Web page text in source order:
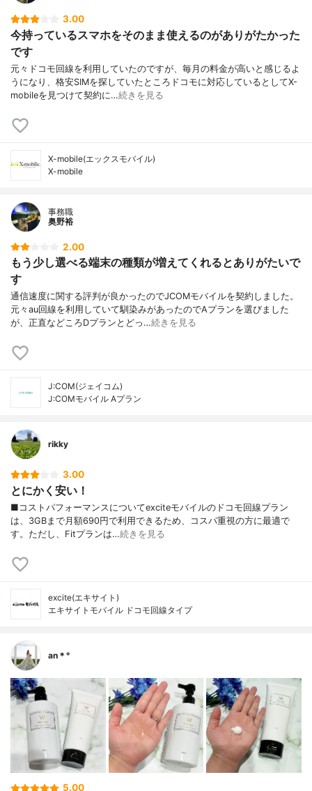
3.00
今持っているスマホをそのまま使えるのがありがたかった
です
元々ドコモ回線を利用していたのですが、毎月の料金が高いと感じるよ
うになり、格安SIMを探していたところドコモに対応しているとしてX-
mobileを見つけて契約に…続きを見る
X-mobile(エックスモバイル)
X-mobile
事務職
奥野裕
2.00
もう少し選べる端末の種類が増えてくれるとありがたいで
す
通信速度に関する評判が良かったのでJCOMモバイルを契約しました。
元々au回線を利用していて馴染みがあったのでAプランを選びました
が、正直などころDプランとどっ…続きを見る
J:COM(ジェイコム)
J:COMモバイル Aプラン
rikky
3.00
とにかく安い！
■コストパフォーマンスについてexciteモバイルのドコモ回線プラン
は、3GBまで月額690円で利用できるため、コスパ重視の方に最適で
す。ただし、Fitプランは…続きを見る
excite(エキサイト)
エキサイトモバイル ドコモ回線タイプ
an＊°
5.00